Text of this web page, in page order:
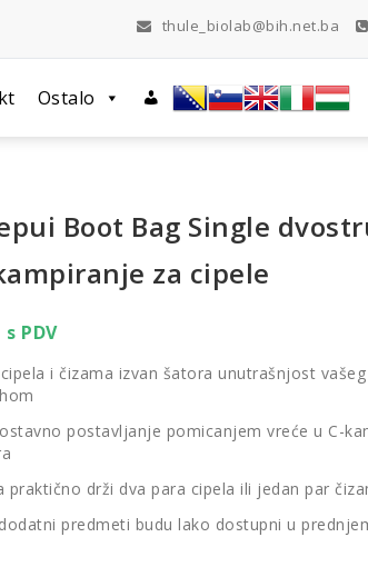
thule_biolab@bih.net.ba
Ostalo
Boot Bag Single
za cipele
s PDV
i čizama izvan šatora unutrašnjost
postavljanje pomicanjem vreće u C-
praktično drži dva para cipela ili jedan par
predmeti budu lako dostupni u